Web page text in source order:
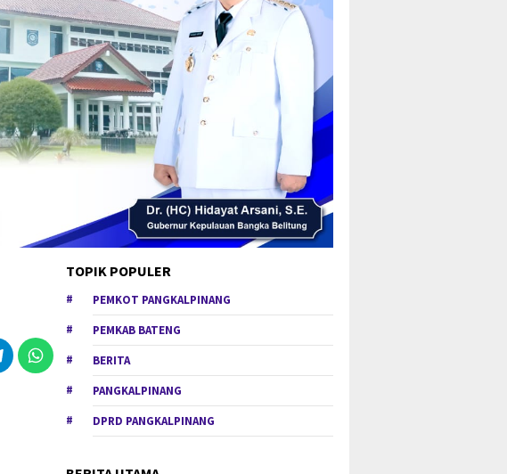
TOPIK POPULER
PEMKOT PANGKALPINANG
PEMKAB BATENG
BERITA
PANGKALPINANG
DPRD PANGKALPINANG